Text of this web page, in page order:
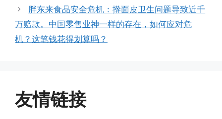
胖东来食品安全危机：擀面皮卫生问题导致近千
万赔款。中国零售业神一样的存在，如何应对危
机？这笔钱花得划算吗？
友情链接